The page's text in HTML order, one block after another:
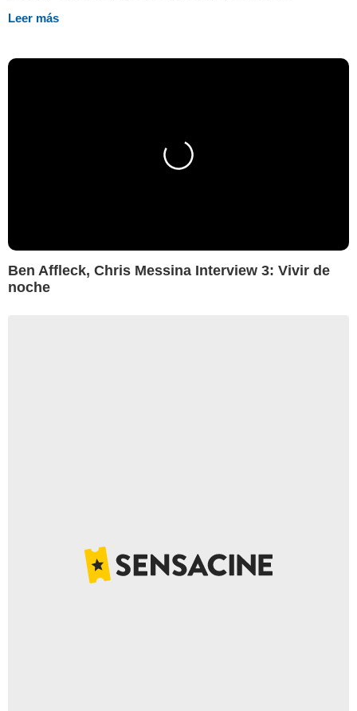
Leer más
Ben Affleck, Chris Messina Interview 3: Vivir de
noche